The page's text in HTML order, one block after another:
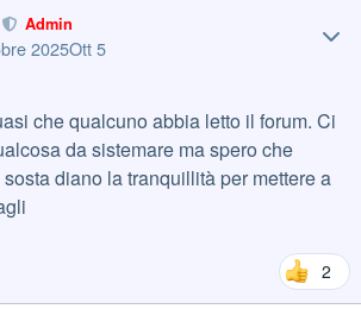
Admin
2025Ott 5
che qualcuno abbia letto il forum. Ci
da sistemare ma spero che
diano la tranquillità per mettere a
2